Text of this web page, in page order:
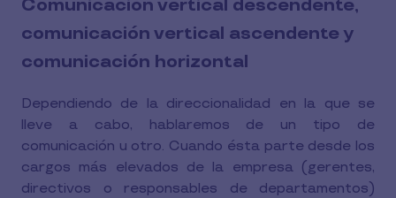
Comunicación vertical descendente,
comunicación vertical ascendente y
comunicación horizontal
Dependiendo de la direccionalidad en la que se
lleve a cabo, hablaremos de un tipo de
comunicación u otro. Cuando ésta parte desde los
cargos más elevados de la empresa (gerentes,
directivos o responsables de departamentos)